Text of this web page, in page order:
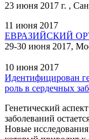
23 июня 2017 г. ,
11 июня 2017
ЕВРАЗИЙСКИЙ
29-30 июня 2017,
10 июня 2017
Идентифицирован
роль в сердечных
Генетический
заболеваний
Новые